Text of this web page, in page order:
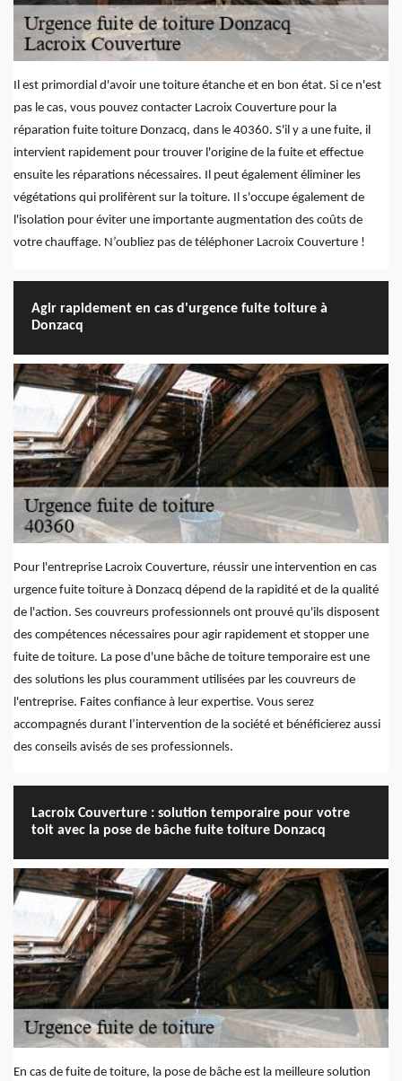
Il est primordial d'avoir une toiture étanche et en bon état. Si ce n'est
pas le cas, vous pouvez contacter Lacroix Couverture pour la
réparation fuite toiture Donzacq, dans le 40360. S'il y a une fuite, il
intervient rapidement pour trouver l'origine de la fuite et effectue
ensuite les réparations nécessaires. Il peut également éliminer les
végétations qui prolifèrent sur la toiture. Il s'occupe également de
l'isolation pour éviter une importante augmentation des coûts de
votre chauffage. N’oubliez pas de téléphoner Lacroix Couverture !
Agir rapidement en cas d'urgence fuite toiture à
Donzacq
Pour l'entreprise Lacroix Couverture, réussir une intervention en cas
urgence fuite toiture à Donzacq dépend de la rapidité et de la qualité
de l'action. Ses couvreurs professionnels ont prouvé qu'ils disposent
des compétences nécessaires pour agir rapidement et stopper une
fuite de toiture. La pose d'une bâche de toiture temporaire est une
des solutions les plus couramment utilisées par les couvreurs de
l'entreprise. Faites confiance à leur expertise. Vous serez
accompagnés durant l’intervention de la société et bénéficierez aussi
des conseils avisés de ses professionnels.
Lacroix Couverture : solution temporaire pour votre
toit avec la pose de bâche fuite toiture Donzacq
En cas de fuite de toiture, la pose de bâche est la meilleure solution